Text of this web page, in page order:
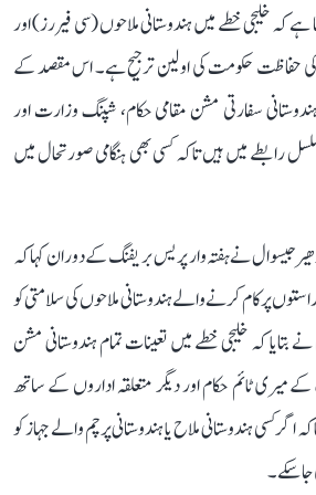
کہ خلیجی خطے میں ہندوستانی ملاحوں (سی فیررز) اور
کی حفاظت حکومت کی اولین ترجیح ہے۔ اس مقصد کے
سفارتی مشن مقامی حکام، شپنگ وزارت اور
رابطے میں ہیں تاکہ کسی بھی ہنگامی صورتحال میں
جیسوال نے ہفتہ وار پریس بریفنگ کے دوران کہا کہ
پر کام کرنے والے ہندوستانی ملاحوں کی سلامتی کو
بتایا کہ خلیجی خطے میں تعینات تمام ہندوستانی مشن
میری ٹائم حکام اور دیگر متعلقہ اداروں کے ساتھ
کسی ہندوستانی ملاح یا ہندوستانی پرچم والے جہاز کو
جا سکے۔